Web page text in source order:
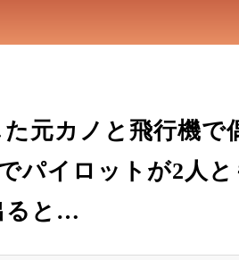
元カノと飛行機で
パイロットが2人
ると…